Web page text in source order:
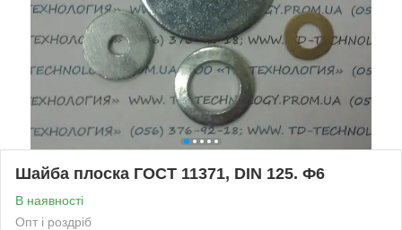
Шайба плоска ГОСТ 11371, DIN 125. Ф6
В наявності
Опт і роздріб